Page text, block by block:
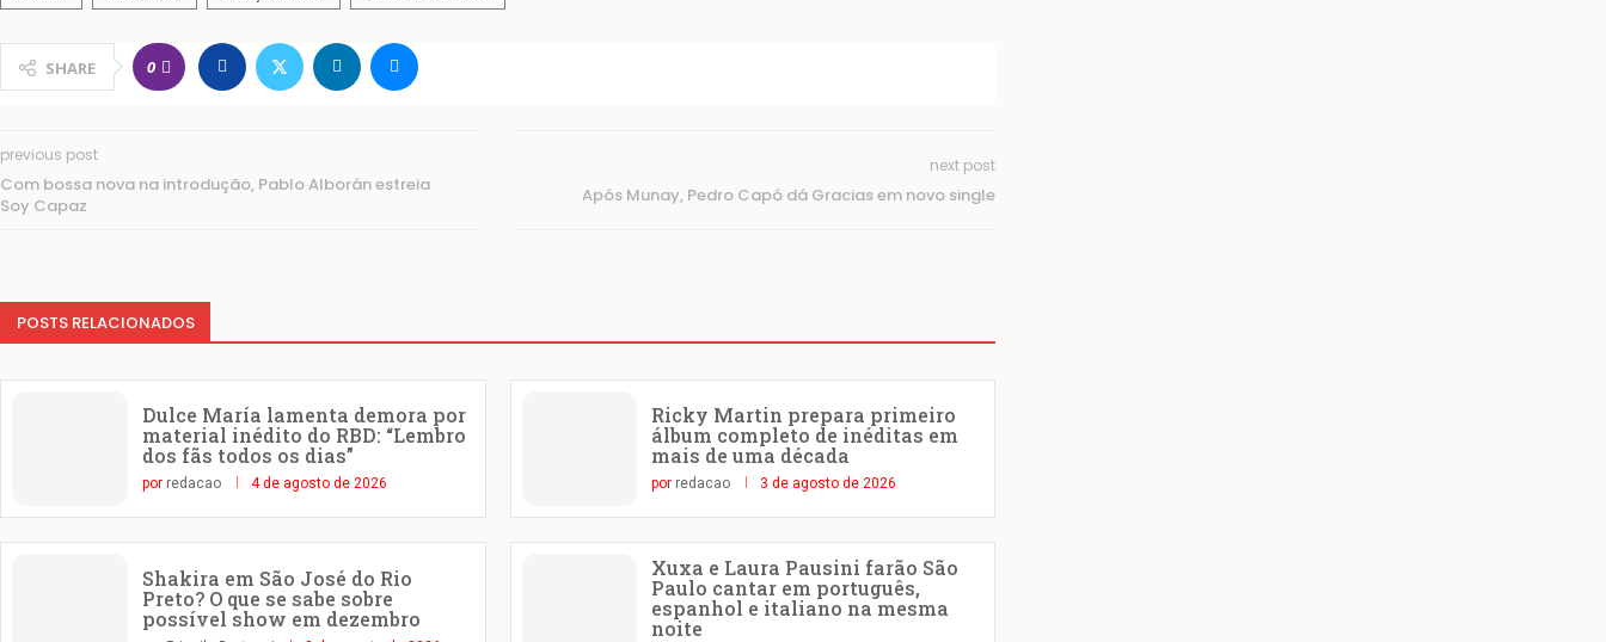
SHARE 0
previous post
Com bossa nova na introdução, Pablo Alborán estreia
Soy Capaz
next post
Após Munay, Pedro Capó dá Gracias em novo single
POSTS RELACIONADOS
Dulce María lamenta demora por
material inédito do RBD: “Lembro
dos fãs todos os dias”
por redacao 4 de agosto de 2026
Ricky Martin prepara primeiro
álbum completo de inéditas em
mais de uma década
por redacao 3 de agosto de 2026
Shakira em São José do Rio
Preto? O que se sabe sobre
possível show em dezembro
Xuxa e Laura Pausini farão São
Paulo cantar em português,
espanhol e italiano na mesma
noite